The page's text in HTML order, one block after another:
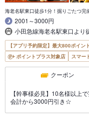
海老名駅東口徒歩1分！掘りごたつ完
2001～3000円
小田急線海老名駅東口より
【アプリ予約限定】最大800ポイン
ポイントプラス対象店
スマー
クーポン
【幹事様必見】10名様以上
会計から3000円引き☆